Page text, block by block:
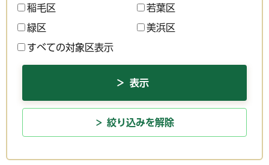
稲毛区 若葉区
緑区 美浜区
すべての対象区表示
絞り込みを解除